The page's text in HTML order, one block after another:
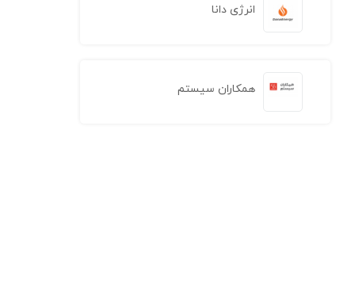
انرژی دانا
همکاران سیستم